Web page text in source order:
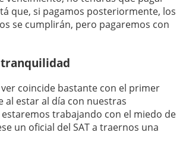
que, si pagamos posteriormente, los
se cumplirán, pero pagaremos con
tranquilidad
coincide bastante con el primer
al estar al día con nuestras
trabajando con el miedo de
un oficial del SAT a traernos una